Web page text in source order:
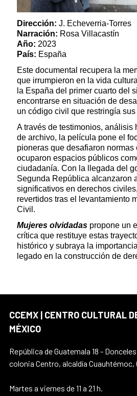
Dirección: J. Echeverria-Torres
Narración: Rosa Villacastín
Año: 2023
País: España
Este documental recupera la
que irrumpieron en la vida
la España del primer cuarto del
encontrarse en situación de
un código civil que restringía
A través de testimonios, análisis
de archivo, la película pone el
pioneras que desafiaron normas
ocuparon espacios públicos
ciudadanía. Con la llegada del
Segunda República alcanzaron
significativos en derechos
revertidos tras el levantamiento
Civil.
Mujeres olvidadas propone un
crítica que restituye estas
histórico y subraya la
legado en la construcción de
CCEMX | CENTRO CULTURAL
MÉXICO
República de Guatemala 18 - Donceles
colonia Centro, alcaldía Cuauhtémoc,
Martes a viernes de 11 a 21 h.